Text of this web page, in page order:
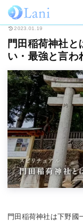
ホーム スピリチュアル
2023.01.19
門田稲荷神社と
い・最強と言わ
門田稲荷神社は下野國